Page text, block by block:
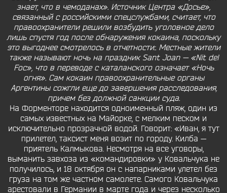
знает, что в чемоданах». Источник Центра «Досье»,
связанный с российскими спецслужбами, считает, что
правоохранители решили возбудить уголовное дело
лишь спустя год после обнаружения кокаина, поскольку
это выгоднее смотрелось в отчетности:. Местные жители
также называют ночь на праздник Sant Joan — «Nit del
Foc», что в переводе с каталанского означает «Ночь
огня». Сам кокаин правоохранительные органы
Аргентины сожгли еще до завершения расследования,
причем без должной санкции суда.
На Форменторе находится одноименный пляж, один из
самых известных на Майорке, с мелким песком и
исключительно прозрачной водой. Говорит: «Иван, я тут
прилетел, таксист меня возит по городу. Килба —
приятель Калмыкова. Несмотря на все уговоры,
выманить завхоза из «командировки» у Ковальчука не
получилось, и 18 октября он с напарниками улетел без
груза на том же частном самолете. Самого Ковальчука
арестовали в Германии в марте года и через несколько